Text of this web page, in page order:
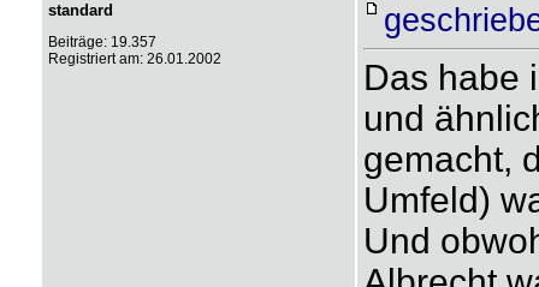
standard
Beiträge: 19.357
Registriert am: 26.01.2002
Das habe
und
gemacht,
Umfeld)
Und